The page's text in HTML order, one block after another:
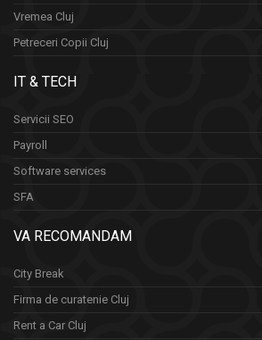
Vremea Cluj
Petreceri Copii Cluj
IT & TECH
Servicii SEO
Payroll
Software services
SFA
VA RECOMANDAM
City Break
Firma de curatenie Cluj
Rent a Car Cluj